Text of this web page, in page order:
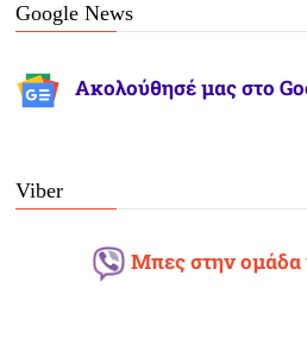
Google News
Ακολούθησέ μας στο
Viber
Μπες στην ομάδα